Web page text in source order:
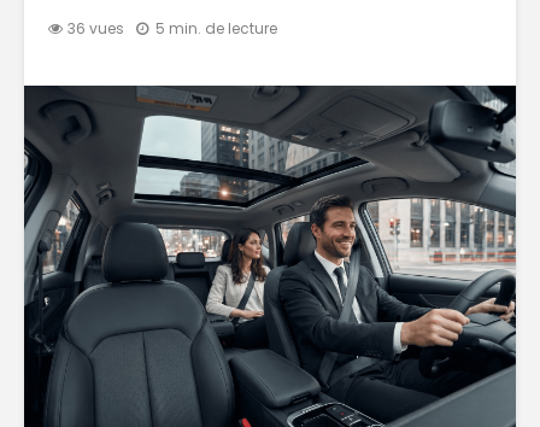
36 vues 5 min. de lecture